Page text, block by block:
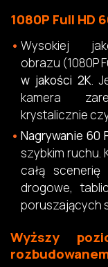
1080P Full HD
Wysokiej
obrazu (1080P
w jakości 2K.
kamera
krystalicznie
Nagrywanie 60
szybkim ruchu.
całą
drogowe,
poruszających
Wyższy